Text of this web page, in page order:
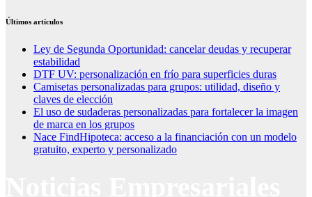
Últimos artículos
Ley de Segunda Oportunidad: cancelar deudas y recuperar
estabilidad
DTF UV: personalización en frío para superficies duras
Camisetas personalizadas para grupos: utilidad, diseño y
claves de elección
El uso de sudaderas personalizadas para fortalecer la imagen
de marca en los grupos
Nace FindHipoteca: acceso a la financiación con un modelo
gratuito, experto y personalizado